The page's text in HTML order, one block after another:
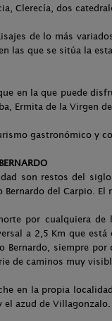
Clerecía, dos
de lo más
las que se sitúa la
en la que puede
Ermita de la Virgen
gastronómico y
son restos del
del Carpio.
por cualquiera
a 2,5 Km que
Bernardo, siempre
de caminos muy
en la propia
azud de